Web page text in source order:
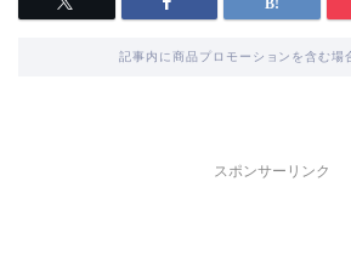
記事内に商品プロモーションを含む場
スポンサーリンク